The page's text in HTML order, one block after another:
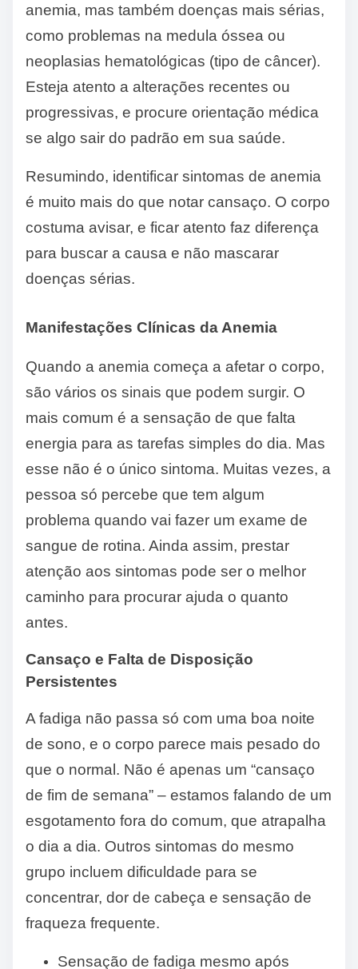
anemia, mas também doenças mais sérias,
como problemas na medula óssea ou
neoplasias hematológicas (tipo de câncer).
Esteja atento a alterações recentes ou
progressivas, e procure orientação médica
se algo sair do padrão em sua saúde.
Resumindo, identificar sintomas de anemia
é muito mais do que notar cansaço. O corpo
costuma avisar, e ficar atento faz diferença
para buscar a causa e não mascarar
doenças sérias.
Manifestações Clínicas da Anemia
Quando a anemia começa a afetar o corpo,
são vários os sinais que podem surgir. O
mais comum é a sensação de que falta
energia para as tarefas simples do dia. Mas
esse não é o único sintoma. Muitas vezes, a
pessoa só percebe que tem algum
problema quando vai fazer um exame de
sangue de rotina. Ainda assim, prestar
atenção aos sintomas pode ser o melhor
caminho para procurar ajuda o quanto
antes.
Cansaço e Falta de Disposição
Persistentes
A fadiga não passa só com uma boa noite
de sono, e o corpo parece mais pesado do
que o normal. Não é apenas um “cansaço
de fim de semana” – estamos falando de um
esgotamento fora do comum, que atrapalha
o dia a dia. Outros sintomas do mesmo
grupo incluem dificuldade para se
concentrar, dor de cabeça e sensação de
fraqueza frequente.
Sensação de fadiga mesmo após